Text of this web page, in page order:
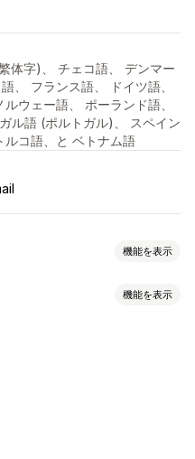
体字)、 チェコ語、 デンマー
、 フランス語、 ドイツ語、
ウェー語、 ポーランド語、
ル語 (ポルトガル)、 スペイン
コ語、と ベトナム語
機能を表示
機能を表示
スト